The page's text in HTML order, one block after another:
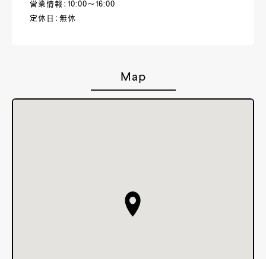
営業情報：10:00～16:00
定休日：無休
Map